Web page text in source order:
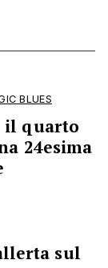
BLUES
il quarto
24esima
sul